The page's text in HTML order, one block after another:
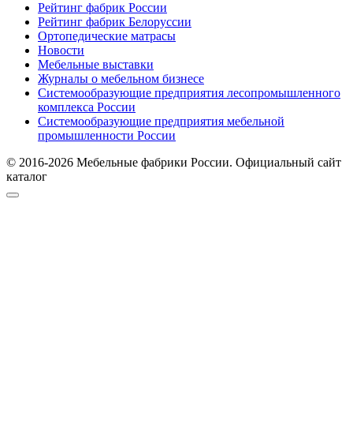
Рейтинг фабрик России
Рейтинг фабрик Белоруссии
Ортопедические матрасы
Новости
Мебельные выставки
Журналы о мебельном бизнесе
Системообразующие предприятия лесопромышленного
комплекса России
Системообразующие предприятия мебельной
промышленности России
© 2016-2026 Мебельные фабрики России. Официальный сайт
каталог